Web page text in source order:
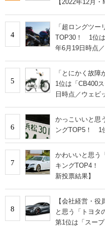
【2022年12月・
4
「超ロングツ
TOP30！ 1位は
年6月19日時点
5
「とにかく故
1位は「CB400
日時点／ウェビ
6
かっこいいと思
ングTOP5！ 1
7
かわいいと思う
キングTOP4！
新投票結果】
8
【会社経営・
と思う「トヨタ
第1位は「スー